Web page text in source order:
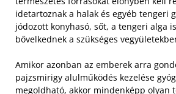
idetartoznak a halak és egyéb tengeri
jódozott konyhasó, sőt, a tengeri alga
bővelkednek a szükséges
Amikor azonban az emberek arra
pajzsmirigy alulműködés kezelése
megoldható, akkor mindenképp olyan